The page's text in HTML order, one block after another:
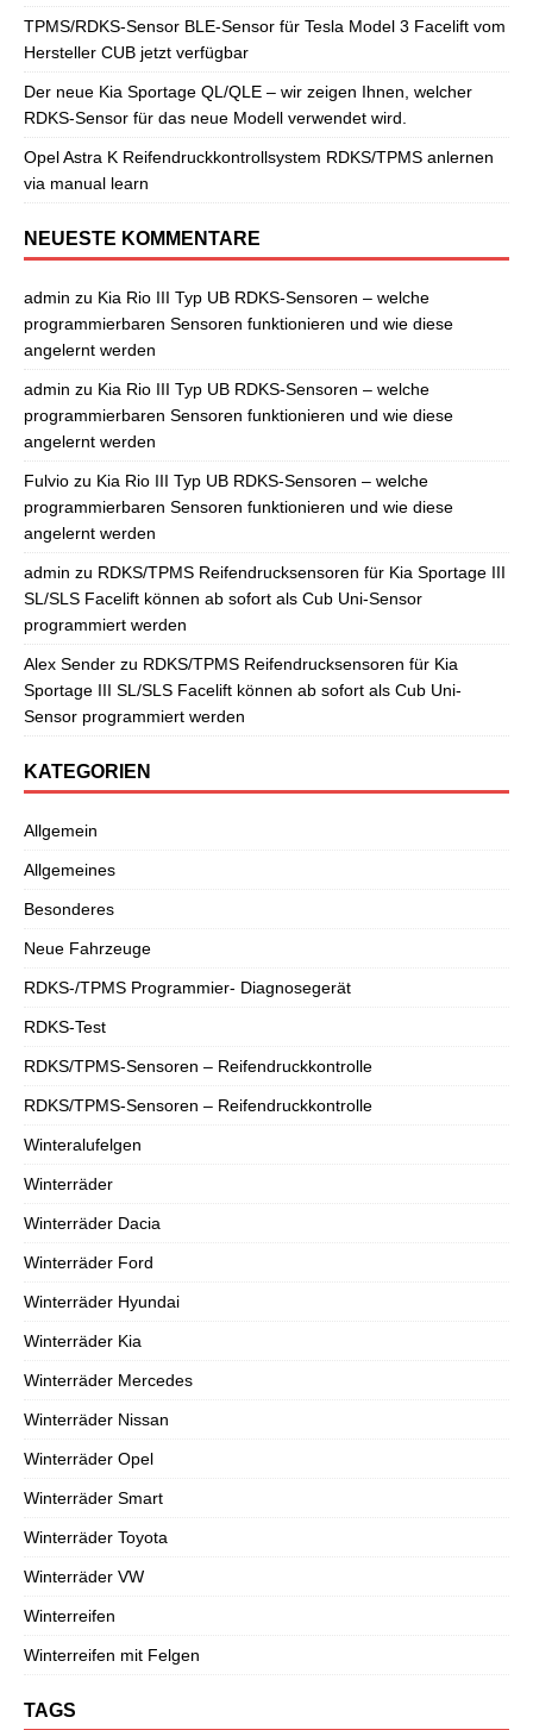
TPMS/RDKS-Sensor BLE-Sensor für Tesla Model 3 Facelift vom
Hersteller CUB jetzt verfügbar
Der neue Kia Sportage QL/QLE – wir zeigen Ihnen, welcher
RDKS-Sensor für das neue Modell verwendet wird.
Opel Astra K Reifendruckkontrollsystem RDKS/TPMS anlernen
via manual learn
NEUESTE KOMMENTARE
admin zu Kia Rio III Typ UB RDKS-Sensoren – welche
programmierbaren Sensoren funktionieren und wie diese
angelernt werden
admin zu Kia Rio III Typ UB RDKS-Sensoren – welche
programmierbaren Sensoren funktionieren und wie diese
angelernt werden
Fulvio zu Kia Rio III Typ UB RDKS-Sensoren – welche
programmierbaren Sensoren funktionieren und wie diese
angelernt werden
admin zu RDKS/TPMS Reifendrucksensoren für Kia Sportage III
SL/SLS Facelift können ab sofort als Cub Uni-Sensor
programmiert werden
Alex Sender zu RDKS/TPMS Reifendrucksensoren für Kia
Sportage III SL/SLS Facelift können ab sofort als Cub Uni-
Sensor programmiert werden
KATEGORIEN
Allgemein
Allgemeines
Besonderes
Neue Fahrzeuge
RDKS-/TPMS Programmier- Diagnosegerät
RDKS-Test
RDKS/TPMS-Sensoren – Reifendruckkontrolle
RDKS/TPMS-Sensoren – Reifendruckkontrolle
Winteralufelgen
Winterräder
Winterräder Dacia
Winterräder Ford
Winterräder Hyundai
Winterräder Kia
Winterräder Mercedes
Winterräder Nissan
Winterräder Opel
Winterräder Smart
Winterräder Toyota
Winterräder VW
Winterreifen
Winterreifen mit Felgen
TAGS